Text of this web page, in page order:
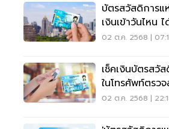
บัตรสวัสดิการ
เงินเข้าวันไหน
02 ต.ค. 2568 |
เช็คเงินบัตรสวั
ในโทรศัพท์ตรว
เลย
02 ต.ค. 2568 |